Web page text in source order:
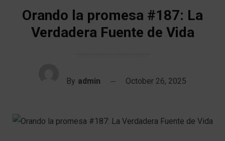
Orando la promesa #187: La
Verdadera Fuente de Vida
By admin October 26, 2025